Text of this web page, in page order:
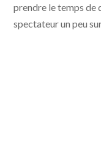
prendre le temps de
spectateur un peu